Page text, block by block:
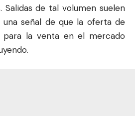
Salidas de tal volumen suelen
señal de que la oferta de
para la venta en el mercado